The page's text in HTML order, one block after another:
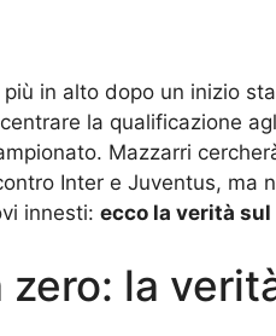
in alto dopo un inizio
la qualificazione
Mazzarri
Inter e Juventus, ma
innesti: ecco la verità
zero: la